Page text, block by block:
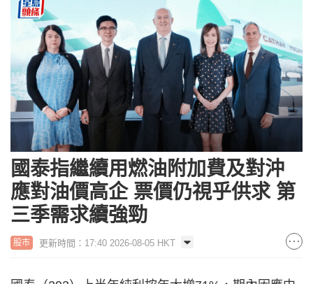
國泰指繼續用燃油附加費及對沖
應對油價高企 票價仍視乎供求 第
三季需求續強勁
股市 更新時間：17:40 2026-08-05 HKT